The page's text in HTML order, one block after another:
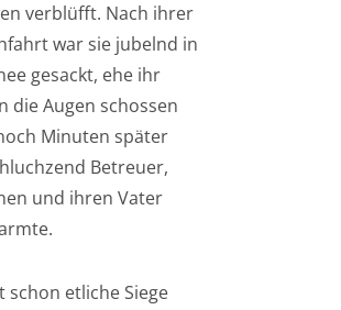
verblüfft. Nach ihrer
war sie jubelnd in
gesackt, ehe ihr
die Augen schossen
Minuten später
Betreuer,
und ihren Vater
schon etliche Siege